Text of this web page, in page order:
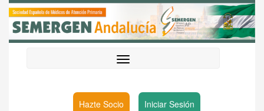
Hazte Socio Iniciar Sesión